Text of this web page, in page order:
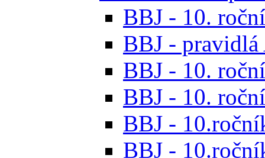
BBJ - 10.
BBJ - pravidlá
BBJ - 10.
BBJ - 10.
BBJ -
BBJ -